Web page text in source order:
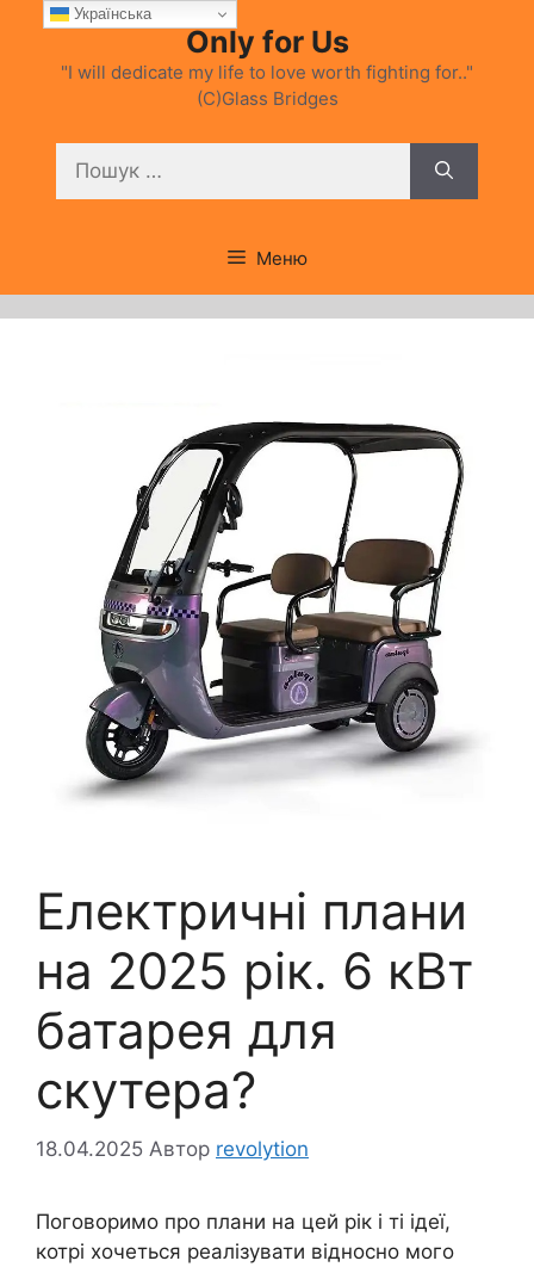
Перейти
вмісту
Only for Us
"I will dedicate my life to love worth fighting for.."
(C)Glass Bridges
Меню
Електричні плани
на 2025 рік. 6 кВт
батарея для
скутера?
18.04.2025 Автор revolytion
Поговоримо про плани на цей рік і ті ідеї,
котрі хочеться реалізувати відносно мого
Українська